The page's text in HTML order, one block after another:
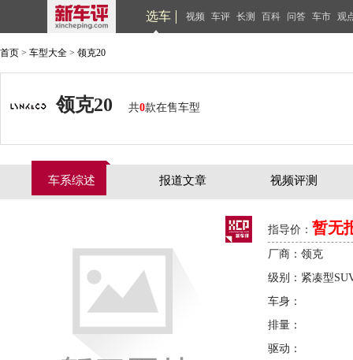
选车 视频 车评 长测 百科 问答 车市 观
首页 > 车型大全 > 领克20
领克20 共0款在售车型
车系综述 报道文章 视频评测
指导价： 暂无
厂商：领克
级别：紧凑型
车身：
排量：
驱动：